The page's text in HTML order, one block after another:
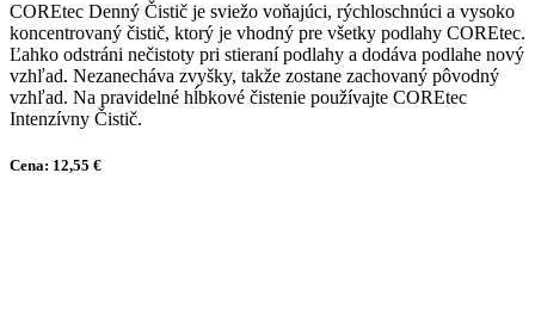
COREtec Denný Čistič je sviežo voňajúci, rýchloschnúci a vysoko
koncentrovaný čistič, ktorý je vhodný pre všetky podlahy COREtec.
Ľahko odstráni nečistoty pri stieraní podlahy a dodáva podlahe nový
vzhľad. Nezanecháva zvyšky, takže zostane zachovaný pôvodný
vzhľad. Na pravidelné hĺbkové čistenie používajte COREtec
Intenzívny Čistič.
Cena: 12,55 €